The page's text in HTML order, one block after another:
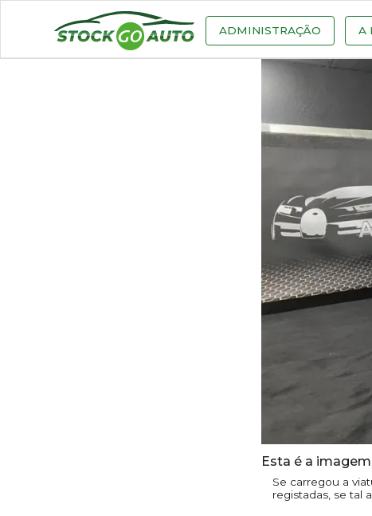
ADMINISTRAÇÃO A
Esta é a
Se carregou a
registadas, se tal